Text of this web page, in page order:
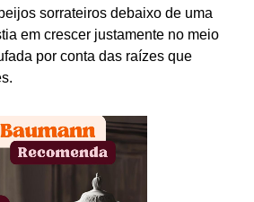
sorrateiros debaixo de uma
em crescer justamente no meio
por conta das raízes que